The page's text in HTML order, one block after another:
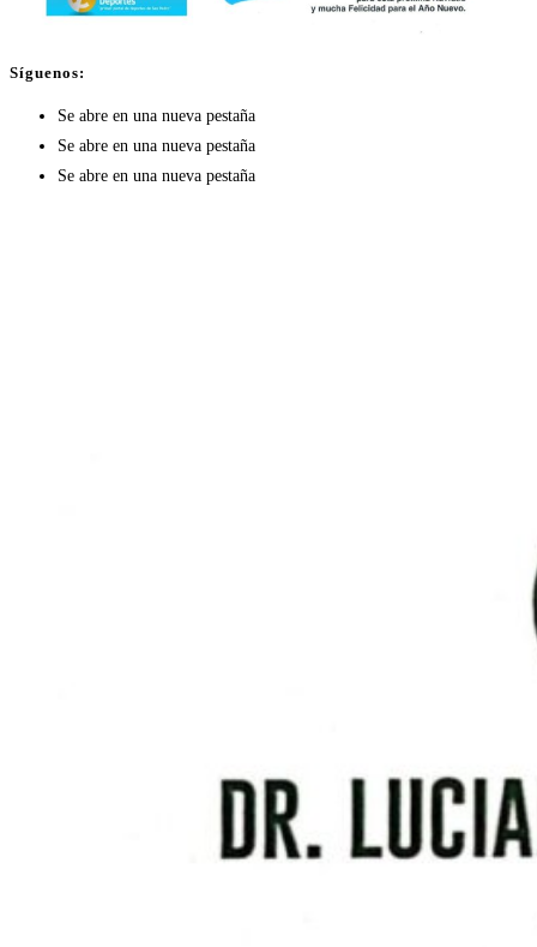
Síguenos:
Se abre en una nueva pestaña
Se abre en una nueva pestaña
Se abre en una nueva pestaña